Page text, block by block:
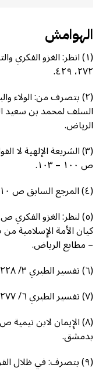
الهوامش
٢٧٢، ٤٢٩.
(٢) بتصرف من: الولاء
الرياض.
(٣) الشريعة الإلهية لا
ص ١٠٠ – ١٠٣.
(٤) المرجع السابق ص ١١٠ – ١١٣.
– مطابع الرياض.
(٦) تفسير الطبري ٣/ ٢٢٨.
(٧) تفسير الطبري ٦/ ٢٧٧.
بدمشق.
(٩) بتصرف: في ظلال القرآن ٢/ ٩٠٨ – ٩١٢.